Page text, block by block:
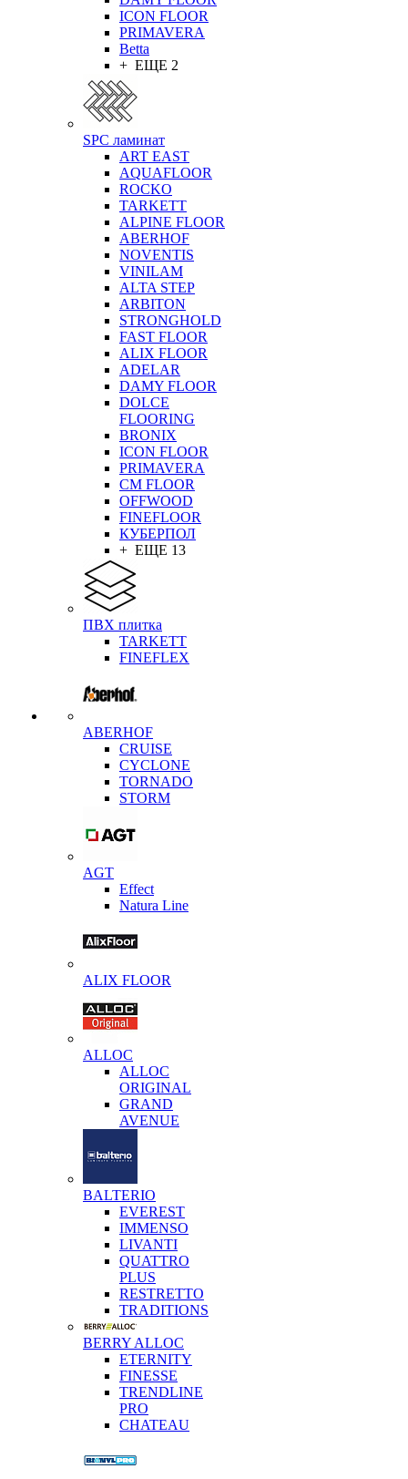
ICON FLOOR
PRIMAVERA
Betta
+ ЕЩЕ 2
SPC ламинат
ART EAST
AQUAFLOOR
ROCKO
TARKETT
ALPINE FLOOR
ABERHOF
NOVENTIS
VINILAM
ALTA STEP
ARBITON
STRONGHOLD
FAST FLOOR
ALIX FLOOR
ADELAR
DAMY FLOOR
DOLCE
FLOORING
BRONIX
ICON FLOOR
PRIMAVERA
CM FLOOR
OFFWOOD
FINEFLOOR
КУБЕРПОЛ
+ ЕЩЕ 13
ПВХ плитка
TARKETT
FINEFLEX
ABERHOF
CRUISE
CYCLONE
TORNADO
STORM
AGT
Effect
Natura Line
ALIX FLOOR
ALLOC
ALLOC
ORIGINAL
GRAND
AVENUE
BALTERIO
EVEREST
IMMENSO
LIVANTI
QUATTRO
PLUS
RESTRETTO
TRADITIONS
BERRY ALLOC
ETERNITY
FINESSE
TRENDLINE
PRO
CHATEAU